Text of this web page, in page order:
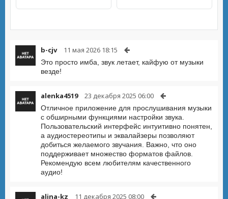
b-cjv 11 мая 2026 18:15
Это просто имба, звук летает, кайфую от музыки
везде!
alenka4519 23 декабря 2025 06:00
Отличное приложение для прослушивания музыки
с обширными функциями настройки звука.
Пользовательский интерфейс интуитивно понятен,
а аудиостереотипы и эквалайзеры позволяют
добиться желаемого звучания. Важно, что оно
поддерживает множество форматов файлов.
Рекомендую всем любителям качественного
аудио!
alina-kz 11 декабря 2025 08:00